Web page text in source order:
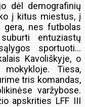
dėl demografinių
į kitus miestus, į
gera, nes futbolas
entuziastų
sportuoti…
Kavoliškyje, o
Tiesa,
tris komandas,
varžybose.
apskrities LFF III